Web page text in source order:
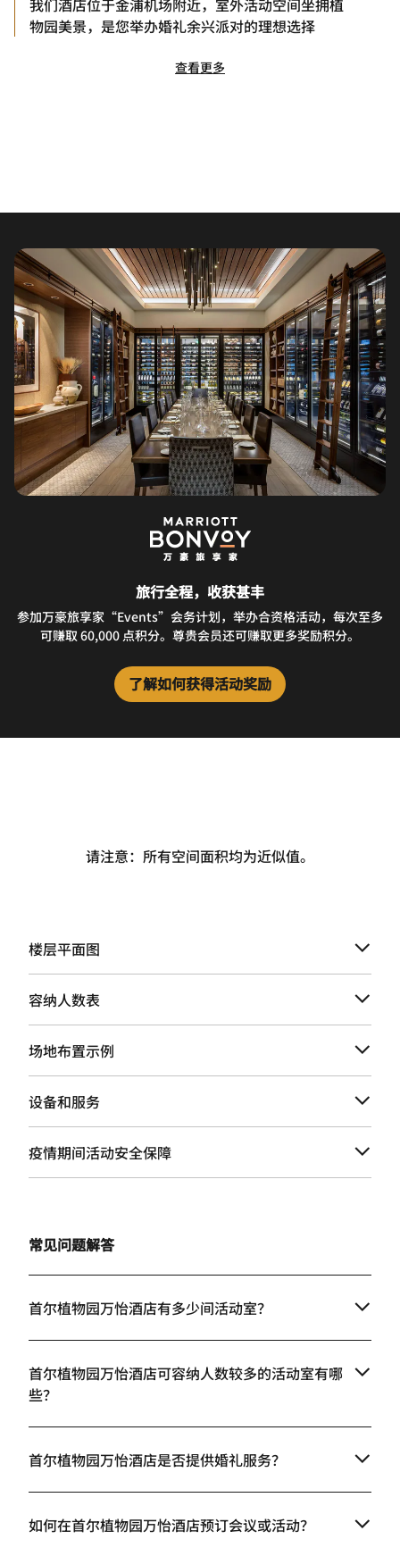
物园美景，是您举办婚礼余兴派对的理想选择
查看更多
旅行全程，收获甚丰
参加万豪旅享家“Events”会务计划，举办合资格活动，每次至多
可赚取 60,000 点积分。尊贵会员还可赚取更多奖励积分。
了解如何获得活动奖励
请注意：所有空间面积均为近似值。
楼层平面图
容纳人数表
场地布置示例
设备和服务
疫情期间活动安全保障
常见问题解答
首尔植物园万怡酒店有多少间活动室？
首尔植物园万怡酒店可容纳人数较多的活动室有哪
些？
首尔植物园万怡酒店是否提供婚礼服务？
如何在首尔植物园万怡酒店预订会议或活动？